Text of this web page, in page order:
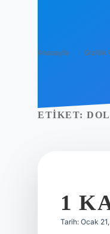
Anasayfa Gizlilik
ETIKET:
1
Tarih: Ocak